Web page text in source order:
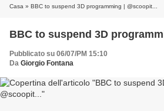
Casa » BBC to suspend 3D programming | @scoopit...
BBC to suspend 3D
Pubblicato su 06/07/PM 15:10
Da Giorgio Fontana